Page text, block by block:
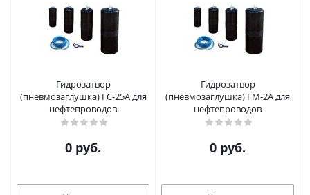
Гидрозатвор
(пневмозаглушка) ГС-25А для
нефтепроводов
0 руб.
Гидрозатвор
(пневмозаглушка) ГМ-2А для
нефтепроводов
0 руб.